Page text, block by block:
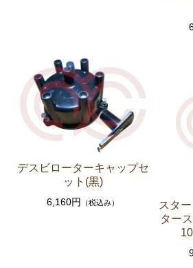
ブレーキパーツ（マスターシリ
エンジンパーツ M-EU
マークⅡ クレスタ チェイサーGX50
1 63 RX63
エンジンパーツ 1G-GEU
エンジンパーツ 1G-EU
エンジンパーツ M-TEU
デスビローターキャップセ
ット(黒)
6,160円 （税込み）
スタ
ター